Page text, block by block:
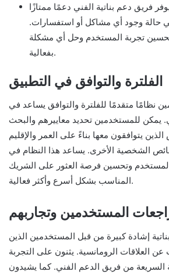
فريق دعم بناتية الفني دعمًا ممتازًا
حالة وجود أي مشاكل أو استفسارات.
تجربة المستخدم وحل أي مشكلة
بفعالية.
الفلترة والتوافق في التطبيق
نظامًا متقدمًا للفلترة والتوافق يساعد في
يمكن للمستخدمين تحديد معاييرهم والبحث
يتوافقون معها بناءً على العمر والإقليم
الشخصية الأخرى. يساعد هذا النظام في
وتحسين فرصة العثور على الشريك
المناسب بشكل أسرع وأكثر فعالية.
المستخدمين وتجاربهم
إشادة كبيرة من قبل المستخدمين الذين
العلاقات الرومانسية. يثنون على التجربة
السريعة من فريق الدعم الفني. كما يشيدون